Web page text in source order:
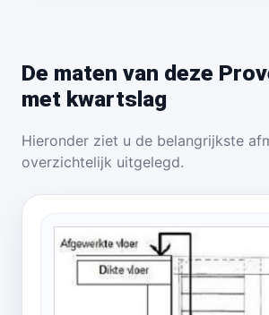
De maten van deze
met kwartslag
Hieronder ziet u de belangrijkste
overzichtelijk uitgelegd.